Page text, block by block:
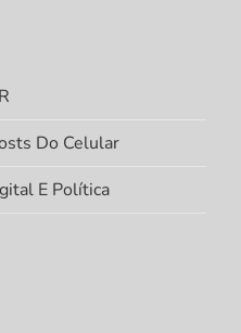
Do Celular
E Política